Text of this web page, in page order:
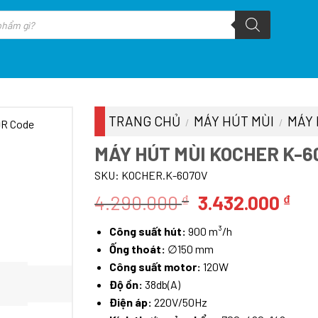
TRANG CHỦ / MÁY HÚT MÙI / MÁY
MÁY HÚT MÙI KOCHER K-
SKU: KOCHER.K-6070V
4.290.000₫ Giá
gốc
là:
4.290.000 ₫.
3.432.000 ₫Giá
Công suất hút: 900 m³/h
Ống thoát: ∅150 mm
Công suất motor: 120W
Độ ồn: 38db(A)
Điện áp: 220V/50Hz